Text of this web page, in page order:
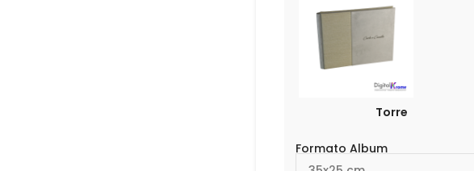
Torre
Formato Album